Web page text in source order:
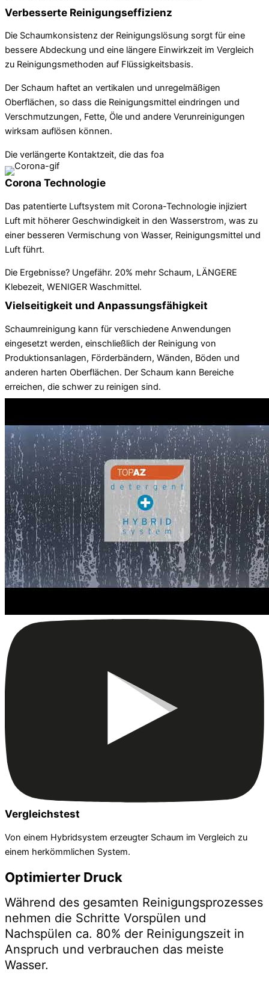
Verbesserte Reinigungseffizienz
Die Schaumkonsistenz der Reinigungslösung sorgt für eine
bessere Abdeckung und eine längere Einwirkzeit im Vergleich
zu Reinigungsmethoden auf Flüssigkeitsbasis.
Der Schaum haftet an vertikalen und unregelmäßigen
Oberflächen, so dass die Reinigungsmittel eindringen und
Verschmutzungen, Fette, Öle und andere Verunreinigungen
wirksam auflösen können.
Die verlängerte Kontaktzeit, die das foa
Corona Technologie
Das patentierte Luftsystem mit Corona-Technologie injiziert
Luft mit höherer Geschwindigkeit in den Wasserstrom, was zu
einer besseren Vermischung von Wasser, Reinigungsmittel und
Luft führt.
Die Ergebnisse? Ungefähr. 20% mehr Schaum, LÄNGERE
Klebezeit, WENIGER Waschmittel.
Vielseitigkeit und Anpassungsfähigkeit
Schaumreinigung kann für verschiedene Anwendungen
eingesetzt werden, einschließlich der Reinigung von
Produktionsanlagen, Förderbändern, Wänden, Böden und
anderen harten Oberflächen. Der Schaum kann Bereiche
erreichen, die schwer zu reinigen sind.
Vergleichstest
Von einem Hybridsystem erzeugter Schaum im Vergleich zu
einem herkömmlichen System.
Optimierter Druck
Während des gesamten Reinigungsprozesses
nehmen die Schritte Vorspülen und
Nachspülen ca. 80% der Reinigungszeit in
Anspruch und verbrauchen das meiste
Wasser.